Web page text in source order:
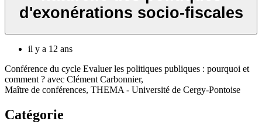
d'exonérations socio-fiscales
il y a 12 ans
Conférence du cycle Evaluer les politiques publiques : pourquoi et
comment ? avec Clément Carbonnier,
Maître de conférences, THEMA - Université de Cergy-Pontoise
Catégorie